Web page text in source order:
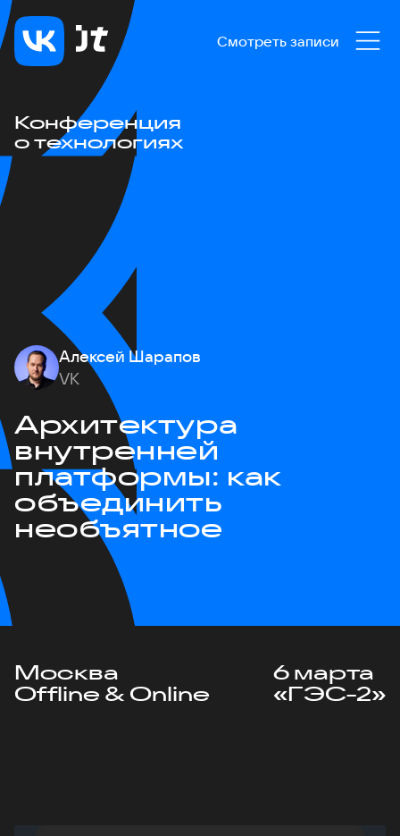
Смотреть записи
Конференция
о технологиях
Алексей Шарапов
VK
Архитектура
внутренней
платформы: как
объединить
необъятное
Москва
Offline & Online
6 марта
«ГЭС-2»